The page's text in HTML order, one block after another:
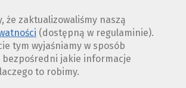
że zaktualizowaliśmy naszą
(dostępną w regulaminie).
tym wyjaśniamy w sposób
jakie informacje
to robimy.